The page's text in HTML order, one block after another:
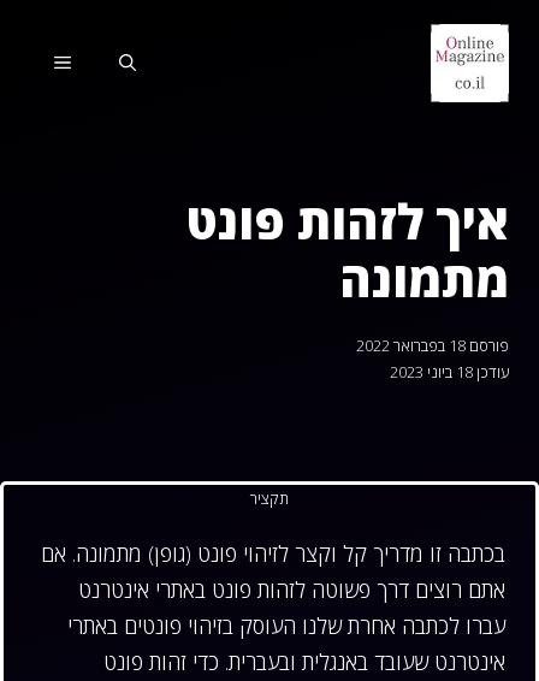
לדלג
לתוכן
תפריט
איך לזהות פונט
מתמונה
פורסם 18 בפברואר 2022
עודכן18 ביוני 2023
תקציר
בכתבה זו מדריך קל וקצר לזיהוי פונט (גופן) מתמונה. אם
אתם רוצים דרך פשוטה לזהות פונט באתרי אינטרנט
עברו לכתבה אחרת שלנו העוסק בזיהוי פונטים באתרי
אינטרנט שעובד באנגלית ובעברית. כדי זהות פונט